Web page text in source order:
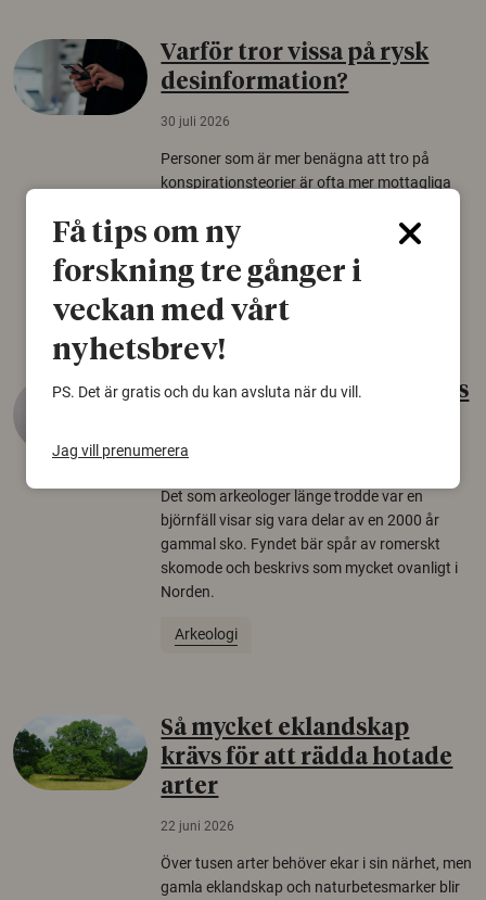
Varför tror vissa på rysk
desinformation?
30 juli 2026
Personer som är mer benägna att tro på
konspirationsteorier är ofta mer mottagliga
från Försvarshögskolan med deltagare i fyra
europeiska länder.
Säkerhetspolitik
Gammalt skinn var Sveriges
22 juni 2026
Det som arkeologer länge trodde var en
björnfäll visar sig vara delar av en 2000 år
gammal sko. Fyndet bär spår av romerskt
skomode och beskrivs som mycket ovanligt i
Norden.
Arkeologi
Så mycket eklandskap
krävs för att rädda hotade
arter
22 juni 2026
Över tusen arter behöver ekar i sin närhet, men
gamla eklandskap och naturbetesmarker blir
Få tips om ny
forskning tre gånger i
veckan med vårt
nyhetsbrev!
PS. Det är gratis och du kan avsluta när du vill.
Jag vill prenumerera